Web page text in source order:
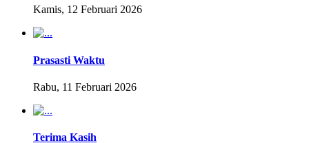
Kamis, 12 Februari 2026
Prasasti Waktu
Rabu, 11 Februari 2026
Terima Kasih